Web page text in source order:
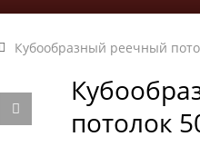
Кубообразный реечный
потолок